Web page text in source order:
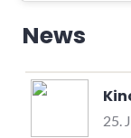
News
25.